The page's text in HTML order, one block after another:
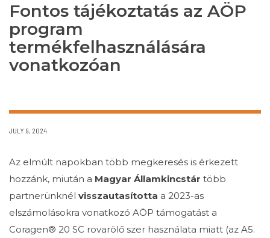
Fontos tájékoztatás az AÖP
program
termékfelhasználására
vonatkozóan
JULY 9, 2024
Az elmúlt napokban több megkeresés is érkezett
hozzánk, miután a Magyar Államkincstár több
partnerünknél visszautasította a 2023-as
elszámolásokra vonatkozó AÖP támogatást a
Coragen® 20 SC rovarölő szer használata miatt (az A5.